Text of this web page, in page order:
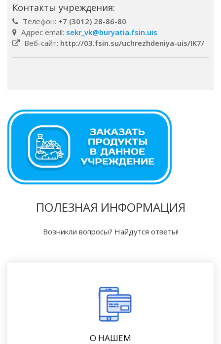
Контакты учреждения:
Телефон: +7 (3012) 28-86-80
Адрес email: sekr_vk@buryatia.fsin.uis
Веб-сайт: http://03.fsin.su/uchrezhdeniya-uis/IK7/
ПОЛЕЗНАЯ ИНФОРМАЦИЯ
Возникли вопросы? Найдутся ответы!
О НАШЕМ